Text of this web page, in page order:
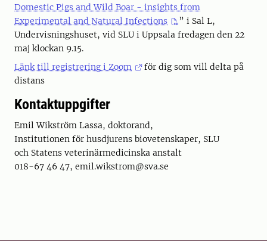
Domestic Pigs and Wild Boar - insights from
Experimental and Natural Infections
” i Sal L,
Undervisningshuset, vid SLU i Uppsala fredagen den 22
maj klockan 9.15.
Länk till registrering i Zoom
för dig som vill delta på
distans
Kontaktuppgifter
Emil Wikström Lassa, doktorand,
Institutionen för husdjurens biovetenskaper, SLU
och Statens veterinärmedicinska anstalt
018-67 46 47, emil.wikstrom@sva.se